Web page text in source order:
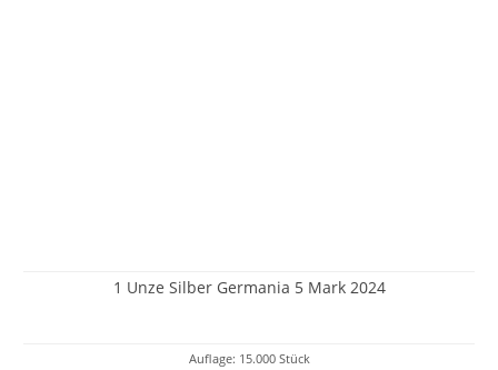
1 Unze Silber Germania 5 Mark 2024
Auflage: 15.000 Stück